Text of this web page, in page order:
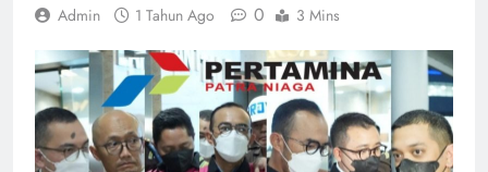
Admin 1 Tahun Ago 0 3 Mins